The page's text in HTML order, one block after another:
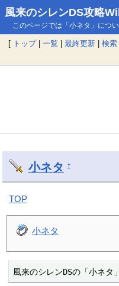
風来のシレンDS攻略
このページでは「小ネタ」につ
[ トップ| 一覧 | 最終更新 | 検索
小ネタ †
TOP
小ネタ
風来のシレンDSの「小ネタ